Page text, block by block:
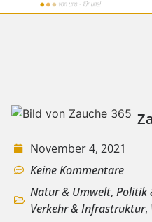
November 4, 2021
Keine Kommentare
Natur & Umwelt, Politik
Verkehr & Infrastruktur,